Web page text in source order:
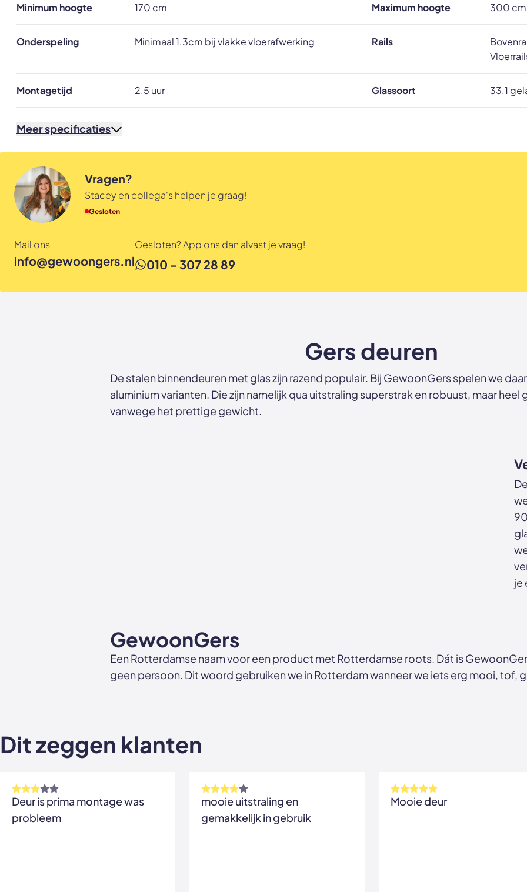
Minimum hoogte 170 cm Maximum hoogte 300 cm
Onderspeling Minimaal 1.3cm bij vlakke vloerafwerking Rails
Montagetijd 2.5 uur Glassoort 33.1
Meer specificaties
Vragen?
Stacey en collega's helpen je graag!
Gesloten
Mail ons
info@gewoongers.nl
Gesloten? App ons dan alvast je vraag!
010 - 307 28 89
Gers deuren
De stalen binnendeuren met glas zijn razend populair. Bij GewoonGers spelen we
aluminium varianten. Die zijn namelijk qua uitstraling superstrak en robuust, maar
vanwege het prettige gewicht.
je
GewoonGers
Een Rotterdamse naam voor een product met Rotterdamse roots. Dát is
geen persoon. Dit woord gebruiken we in Rotterdam wanneer we iets erg mooi, tof,
Dit zeggen klanten
Deur is prima montage was
probleem
mooie uitstraling en
gemakkelijk in gebruik
Mooie deur